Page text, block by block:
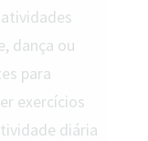
dança ou
para
exercícios
diária